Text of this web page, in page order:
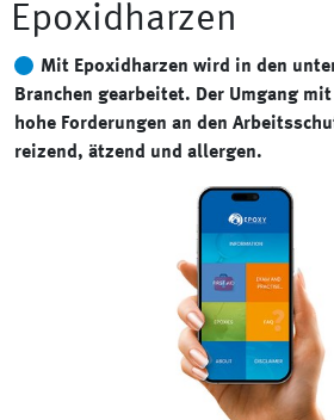
Epoxidharzen
Mit Epoxidharzen wird in den
Branchen gearbeitet. Der Umgang
hohe Forderungen an den
reizend, ätzend und allergen.